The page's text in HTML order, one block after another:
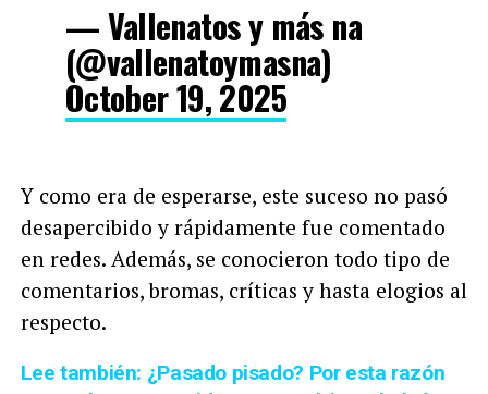
— Vallenatos y más na
(@vallenatoymasna)
October 19, 2025
Y como era de esperarse, este suceso no pasó
desapercibido y rápidamente fue comentado
en redes. Además, se conocieron todo tipo de
comentarios, bromas, críticas y hasta elogios al
respecto.
Lee también: ¿Pasado pisado? Por esta razón